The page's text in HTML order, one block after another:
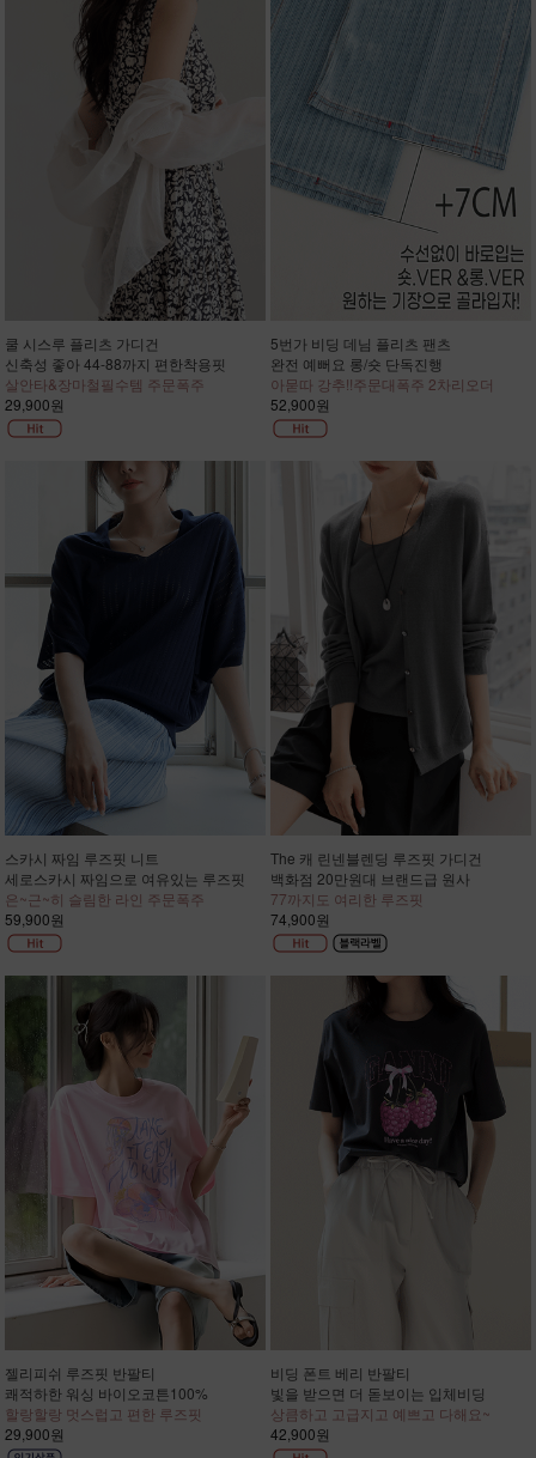
쿨 시스루 플리츠 가디건
신축성 좋아 44-88까지 편한착용핏
살안타&장마철필수템 주문폭주
29,900원
5번가 비딩 데님 플리츠 팬츠
완전 예뻐요 롱/숏 단독진행
아묻따 강추!!주문대폭주 2차리오더
52,900원
스카시 짜임 루즈핏 니트
세로스카시 짜임으로 여유있는 루즈핏
은~근~히 슬림한 라인 주문폭주
59,900원
The 캐 린넨블렌딩 루즈핏 가디건
백화점 20만원대 브랜드급 원사
77까지도 여리한 루즈핏
74,900원
젤리피쉬 루즈핏 반팔티
쾌적하한 워싱 바이오코튼100%
할랑할랑 멋스럽고 편한 루즈핏
29,900원
비딩 폰트 베리 반팔티
빛을 받으면 더 돋보이는 입체비딩
상큼하고 고급지고 예쁘고 다해요~
42,900원